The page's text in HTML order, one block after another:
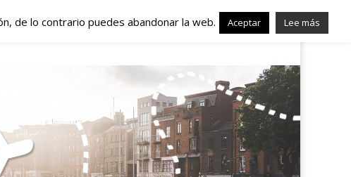
– Trabajo en
de lo contrario puedes abandonar la web. Aceptar Lee más